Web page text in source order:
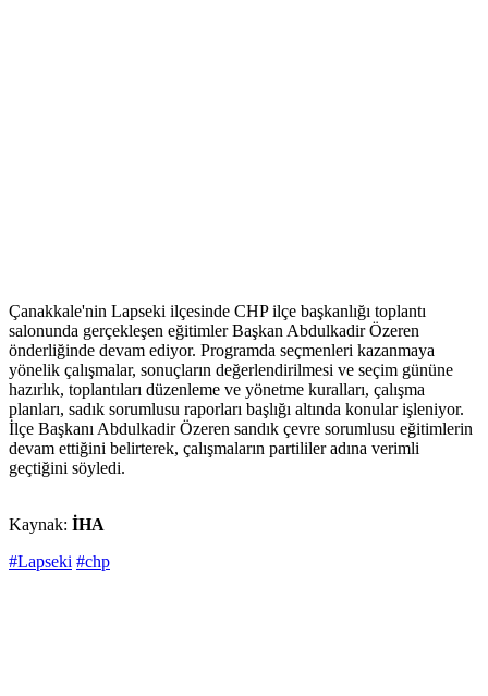
Çanakkale'nin Lapseki ilçesinde CHP ilçe başkanlığı toplantı
salonunda gerçekleşen eğitimler Başkan Abdulkadir Özeren
önderliğinde devam ediyor. Programda seçmenleri kazanmaya
yönelik çalışmalar, sonuçların değerlendirilmesi ve seçim gününe
hazırlık, toplantıları düzenleme ve yönetme kuralları, çalışma
planları, sadık sorumlusu raporları başlığı altında konular işleniyor.
İlçe Başkanı Abdulkadir Özeren sandık çevre sorumlusu eğitimlerin
devam ettiğini belirterek, çalışmaların partililer adına verimli
geçtiğini söyledi.
Kaynak: İHA
#Lapseki #chp